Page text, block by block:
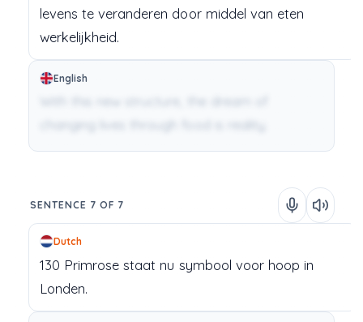
levens te veranderen door middel van eten
werkelijkheid.
English
SENTENCE 7 OF 7
Dutch
130 Primrose staat nu symbool voor hoop in
Londen.